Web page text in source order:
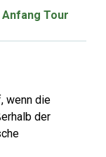
Tour
wenn die
der